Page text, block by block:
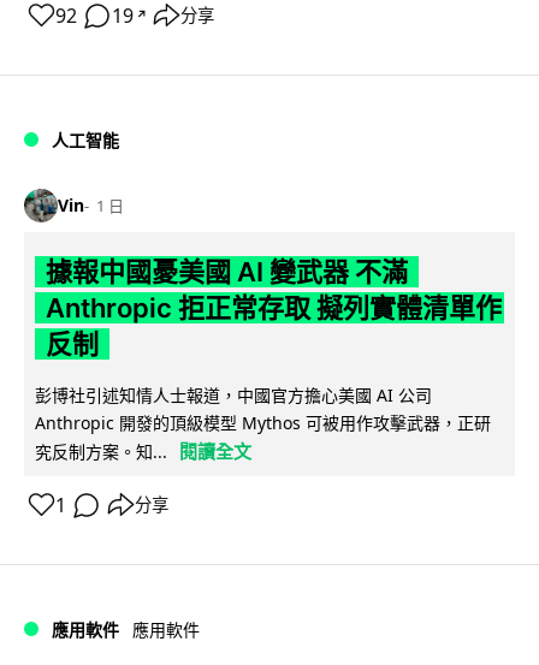
92 19 ↗ 分享
人工智能
Vin 1 日
據報中國憂美國 AI 變武器 不滿
Anthropic 拒正常存取 擬列實體清單作
反制
彭博社引述知情人士報道，中國官方擔心美國 AI 公司
Anthropic 開發的頂級模型 Mythos 可被用作攻擊武器，正研
究反制方案。知...
閱讀全文
1 分享
應用軟件 應用軟件